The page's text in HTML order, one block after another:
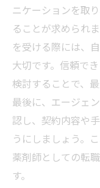
ニケーションを取
ることが求められ
を受ける際には、
大切です。信頼で
検討することで、
最後に、エージェ
認し、契約内容や
うにしましょう。
薬剤師としての転
す。